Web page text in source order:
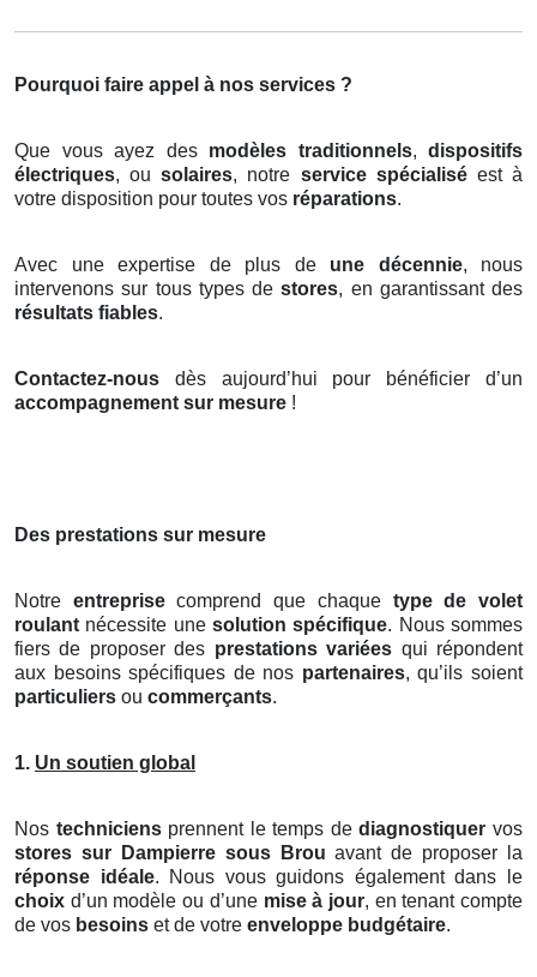
Pourquoi faire appel à nos services ?
Que vous ayez des modèles traditionnels, dispositifs
électriques, ousolaires, notre service spécialiséest à
votre disposition pour toutes vos réparations.
Avec une expertise de plus de une décennie, nous
intervenons sur tous types destores, en garantissant des
résultats fiables.
Contactez-nous dès aujourd’hui pour bénéficier d’un
accompagnement sur mesure !
Des prestations sur mesure
Notre entreprisecomprend que chaque type de volet
roulant nécessite une solution spécifique. Nous sommes
fiers de proposer des prestations variées qui répondent
aux besoins spécifiques de nos partenaires, qu’ils soient
particuliers ou commerçants.
1. Un soutien global
Nos techniciensprennent le temps dediagnostiquer vos
stores sur Dampierre sous Brouavant de proposer la
réponse idéale. Nous vous guidons également dans le
choix d’un modèle ou d’une mise à jour, en tenant compte
de vos besoins et de votre enveloppe budgétaire.